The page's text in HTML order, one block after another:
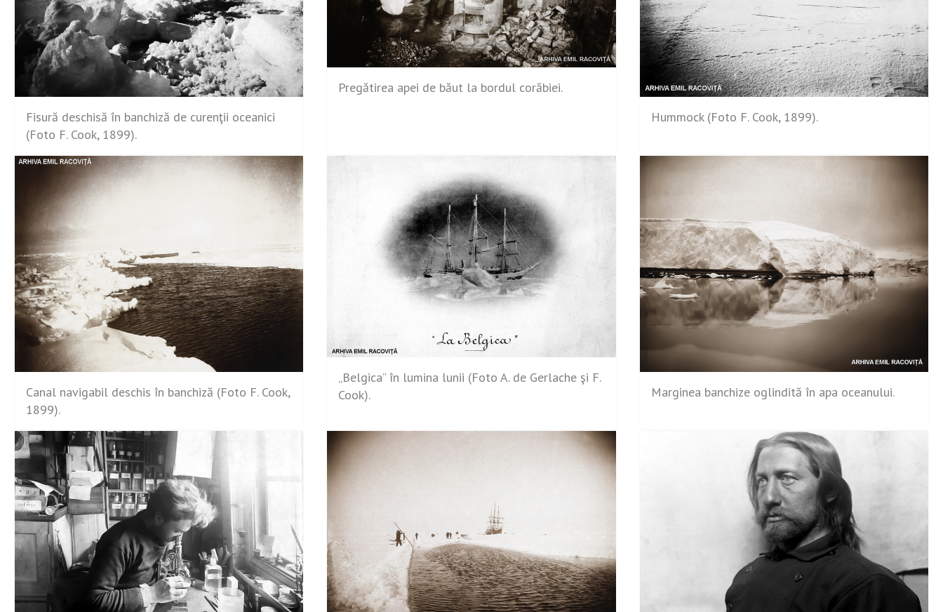
Fisură deschisă în banchiză de curenţii oceanici
(Foto F. Cook, 1899).
Pregătirea apei de băut la bordul corăbiei.
Hummock (Foto F. Cook, 1899).
Canal navigabil deschis în banchiză (Foto F. Cook,
1899).
„Belgica” în lumina lunii (Foto A. de Gerlache şi F.
Cook).
Marginea banchize oglindită în apa oceanului.